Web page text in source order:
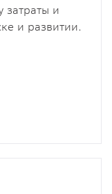
и
и развитии.